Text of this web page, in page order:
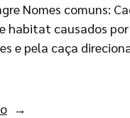
Nomes comuns:
habitat causados
e pela caça